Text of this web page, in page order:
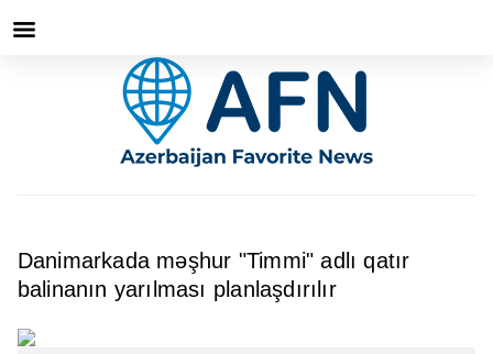
Danimarkada məşhur "Timmi" adlı qatır
balinanın yarılması planlaşdırılır